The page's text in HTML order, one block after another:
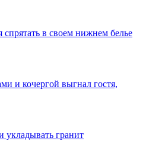
в своем нижнем белье
и кочергой выгнал гостя,
укладывать гранит